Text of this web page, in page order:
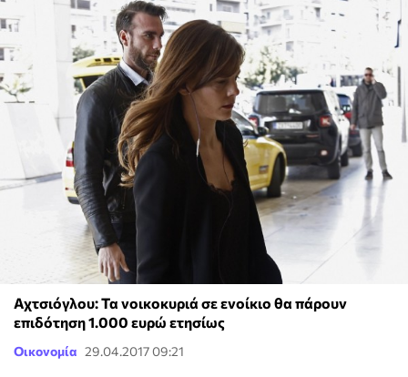
Αχτσιόγλου: Τα νοικοκυριά σε ενοίκιο θα πάρουν
επιδότηση 1.000 ευρώ ετησίως
Οικονομία 29.04.2017 09:21